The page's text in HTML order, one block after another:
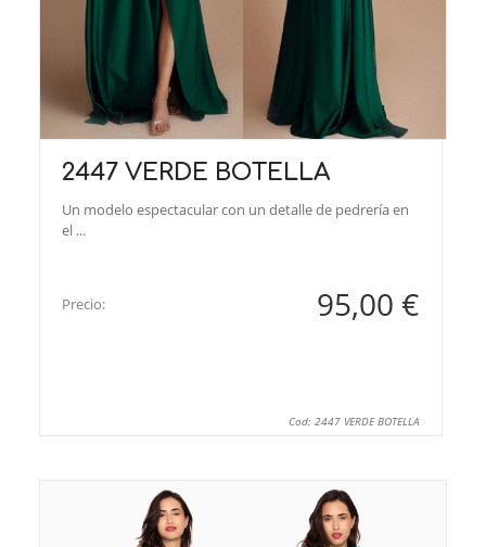
2447 VERDE BOTELLA
Un modelo espectacular con un detalle de pedrería en
el ...
Precio: 95,00 €
Cod: 2447 VERDE BOTELLA